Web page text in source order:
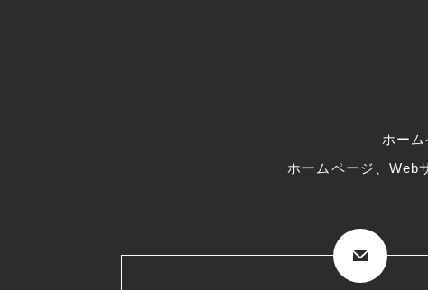
ホー
ホームページ、Web